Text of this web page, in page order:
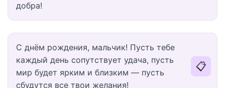
добра!
С днём рождения, мальчик! Пусть тебе
каждый день сопутствует удача, пусть
мир будет ярким и близким — пусть
сбудутся все твои желания!
📋